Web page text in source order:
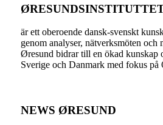
är ett oberoende dansk-svenskt
genom analyser, nätverksmöten och
Øresund bidrar till en ökad kunskap
Sverige och Danmark med fokus på
NEWS ØRESUND